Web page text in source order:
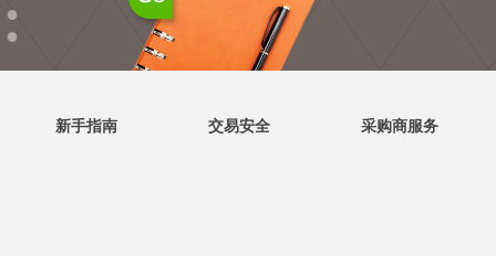
●
●
新手指南 交易安全 采购商服务